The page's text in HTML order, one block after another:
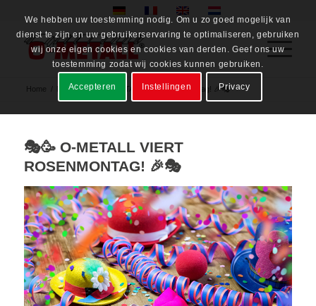
Home / News / 🎭🥳 O-METALL viert Rosenmontag! 🎉🎭
🎭🥳 O-METALL VIERT
ROSENMONTAG! 🎉🎭
We hebben uw toestemming nodig. Om u zo goed mogelijk van
dienst te zijn en uw gebruikerservaring te optimaliseren, gebruiken
wij onze eigen cookies en cookies van derden. Geef ons uw
toestemming zodat wij cookies kunnen gebruiken.
Accepteren Instellingen Privacy